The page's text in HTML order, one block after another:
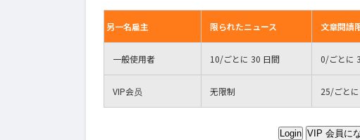
另一名雇主 限られたニュース 文章閱讀
一般使用者 10/ごとに 30 日間 0/ごとに
VIP会员 无限制 25/ごと
Login VIP 会員に